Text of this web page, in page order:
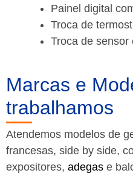
Painel digital
Troca de
Troca de sensor
Marcas e
trabalhamos
Atendemos modelos de
francesas, side by side,
expositores, adegas e